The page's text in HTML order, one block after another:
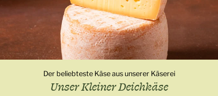
Der beliebteste Käse aus unserer Käserei
Unser Kleiner Deichkäse